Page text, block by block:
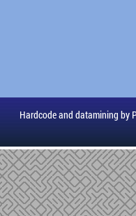
Hardcode and datamining by